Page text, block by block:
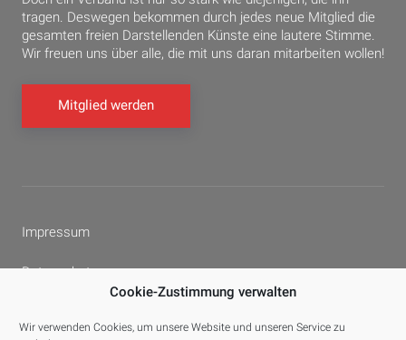
Cookie-Zustimmung verwalten
Wir verwenden Cookies, um unsere Website und unseren Service zu
tragen. Deswegen bekommen durch jedes neue Mitglied die
gesamten freien Darstellenden Künste eine lautere Stimme.
Wir freuen uns über alle, die mit uns daran mitarbeiten wollen!
Mitglied werden
Impressum
Datenschutz